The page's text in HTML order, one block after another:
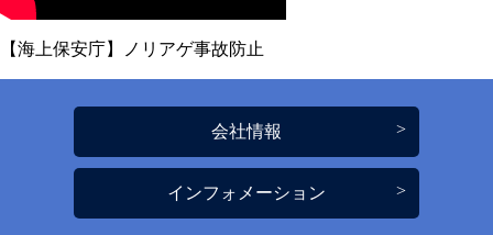
【海上保安庁】ノリアゲ事故防止
会社情報
インフォメーション